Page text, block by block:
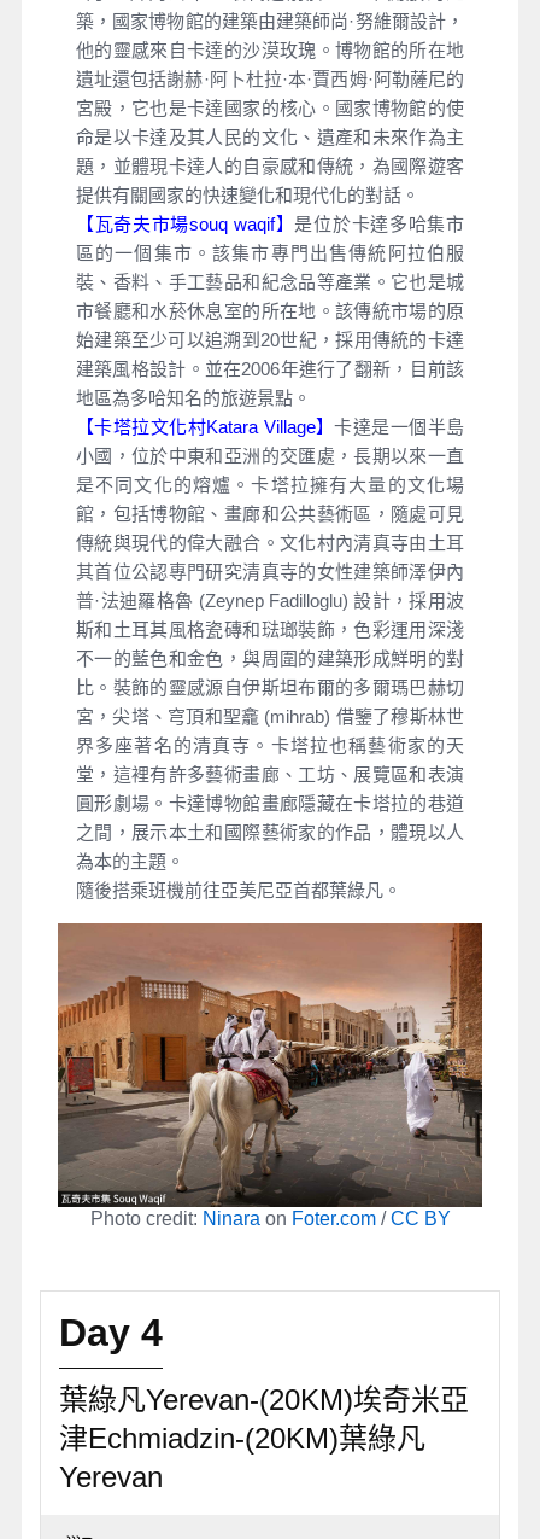
築，國家博物館的建築由建築師尚·努維爾設計，
他的靈感來自卡達的沙漠玫瑰。博物館的所在地
遺址還包括謝赫·阿卜杜拉·本·賈西姆·阿勒薩尼的
宮殿，它也是卡達國家的核心。國家博物館的使
命是以卡達及其人民的文化、遺產和未來作為主
題，並體現卡達人的自豪感和傳統，為國際遊客
提供有關國家的快速變化和現代化的對話。
【瓦奇夫市場souq waqif】 是位於卡達多哈集市
區的一個集市。該集市專門出售傳統阿拉伯服
裝、香料、手工藝品和紀念品等產業。它也是城
市餐廳和水菸休息室的所在地。該傳統市場的原
始建築至少可以追溯到20世紀，採用傳統的卡達
建築風格設計。並在2006年進行了翻新，目前該
地區為多哈知名的旅遊景點。
【卡塔拉文化村Katara Village】卡達是一個半島
小國，位於中東和亞洲的交匯處，長期以來一直
是不同文化的熔爐。卡塔拉擁有大量的文化場
館，包括博物館、畫廊和公共藝術區，隨處可見
傳統與現代的偉大融合。文化村內清真寺由土耳
其首位公認專門研究清真寺的女性建築師澤伊內
普·法迪羅格魯 (Zeynep Fadilloglu) 設計，採用波
斯和土耳其風格瓷磚和琺瑯裝飾，色彩運用深淺
不一的藍色和金色，與周圍的建築形成鮮明的對
比。裝飾的靈感源自伊斯坦布爾的多爾瑪巴赫切
宮，尖塔、穹頂和聖龕 (mihrab) 借鑒了穆斯林世
界多座著名的清真寺。卡塔拉也稱藝術家的天
堂，這裡有許多藝術畫廊、工坊、展覽區和表演
圓形劇場。卡達博物館畫廊隱藏在卡塔拉的巷道
之間，展示本土和國際藝術家的作品，體現以人
為本的主題。
隨後搭乘班機前往亞美尼亞首都葉綠凡。
Photo credit: Ninara on Foter.com/CC BY
Day 4
葉綠凡Yerevan-(20KM)埃奇米亞
津Echmiadzin-(20KM)葉綠凡
Yerevan